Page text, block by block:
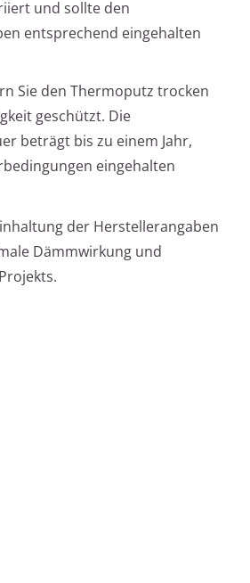
und sollte den
entsprechend eingehalten
Sie den Thermoputz trocken
geschützt. Die
beträgt bis zu einem Jahr,
eingehalten
der Herstellerangaben
Dämmwirkung und